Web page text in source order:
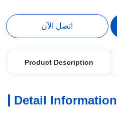
اتصل الآن
Product Description
Detail Information